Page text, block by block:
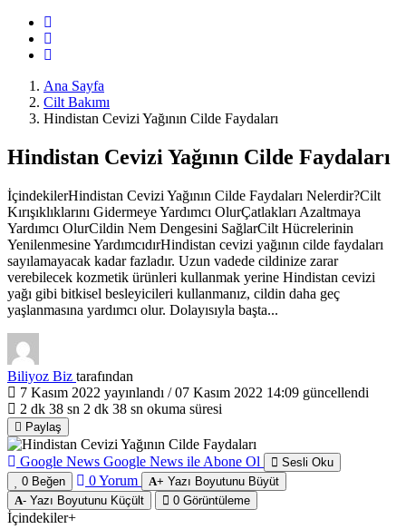
Ana Sayfa
Cilt Bakımı
Hindistan Cevizi Yağının Cilde Faydaları
Hindistan Cevizi Yağının Cilde Faydaları
İçindekilerHindistan Cevizi Yağının Cilde Faydaları Nelerdir?Cilt
Kırışıklıklarını Gidermeye Yardımcı OlurÇatlakları Azaltmaya
Yardımcı OlurCildin Nem Dengesini SağlarCilt Hücrelerinin
Yenilenmesine YardımcıdırHindistan cevizi yağının cilde faydaları
sayılamayacak kadar fazladır. Uzun vadede cildinize zarar
verebilecek kozmetik ürünleri kullanmak yerine Hindistan cevizi
yağı gibi bitkisel besleyicileri kullanmanız, cildin daha geç
yaşlanmasına yardımcı olur. Dolayısıyla başta...
Biliyoz Biz tarafından
7 Kasım 2022 yayınlandı /07 Kasım 2022 14:09 güncellendi
2 dk 38 sn 2 dk 38 sn okuma süresi
Paylaş
Google News Google News ile Abone Ol
Sesli Oku
0 Beğen 0Yorum + Yazı Boyutunu Büyüt
- Yazı Boyutunu Küçült 0 Görüntüleme
İçindekiler+